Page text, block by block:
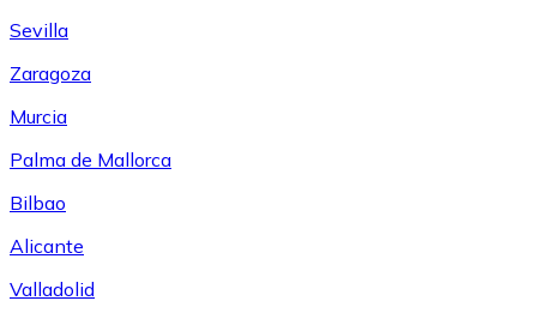
Sevilla
Zaragoza
Murcia
Palma de Mallorca
Bilbao
Alicante
Valladolid